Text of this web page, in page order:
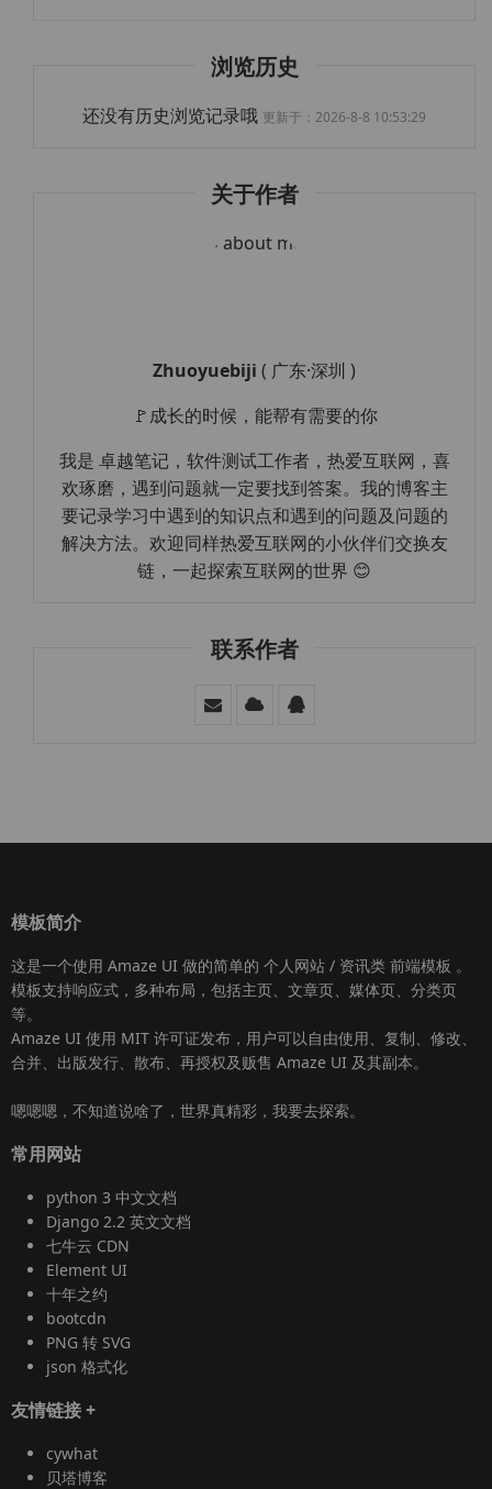
浏览历史
还没有历史浏览记录哦 更新于：2026-8-8 10:53:29
关于作者
Zhuoyuebiji ( 广东·深圳 )
🚩成长的时候，能帮有需要的你
我是 卓越笔记，软件测试工作者，热爱互联网，喜
欢琢磨，遇到问题就一定要找到答案。我的博客主
要记录学习中遇到的知识点和遇到的问题及问题的
解决方法。欢迎同样热爱互联网的小伙伴们交换友
链，一起探索互联网的世界 😊
联系作者
模板简介
这是一个使用 Amaze UI 做的简单的 个人网站 / 资讯类 前端模板 。
模板支持响应式，多种布局，包括主页、文章页、媒体页、分类页
等。
Amaze UI 使用 MIT 许可证发布，用户可以自由使用、复制、修改、
合并、出版发行、散布、再授权及贩售 Amaze UI 及其副本。
嗯嗯嗯，不知道说啥了，世界真精彩，我要去探索。
常用网站
python 3 中文文档
Django 2.2 英文文档
七牛云 CDN
Element UI
十年之约
bootcdn
PNG 转 SVG
json 格式化
友情链接+
cywhat
贝塔博客